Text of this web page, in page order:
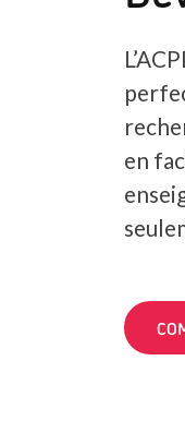
en